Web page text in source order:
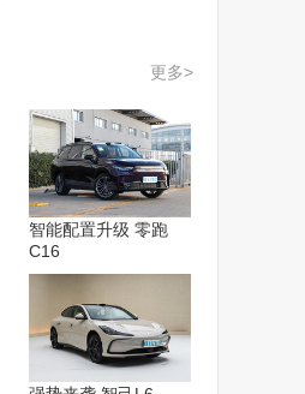
更多>
智能配置升级 零跑
C16